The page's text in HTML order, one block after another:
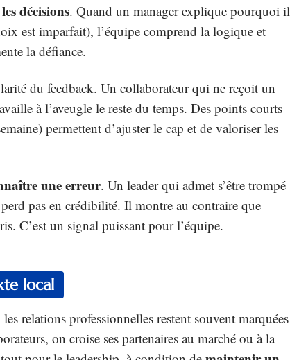
décisions. Quand un manager explique pourquoi il
est imparfait), l’équipe comprend la logique et
la défiance.
du feedback. Un collaborateur qui ne reçoit un
à l’aveugle le reste du temps. Des points courts
permettent d’ajuster le cap et de valoriser les
une erreur. Un leader qui admet s’être trompé
pas en crédibilité. Il montre au contraire que
C’est un signal puissant pour l’équipe.
local
relations professionnelles restent souvent marquées
on croise ses partenaires au marché ou à la